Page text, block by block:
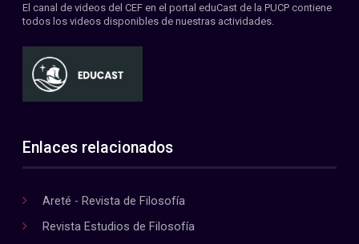
El canal de videos del CEF en el portal eduCast de la PUCP contiene
todos los videos disponibles de nuestras actividades.
Enlaces relacionados
Areté - Revista de Filosofía
Revista Estudios de Filosofía